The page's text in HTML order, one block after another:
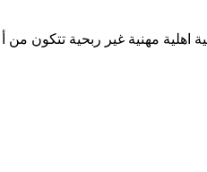
اهلية مهنية غير ربحية تتكون